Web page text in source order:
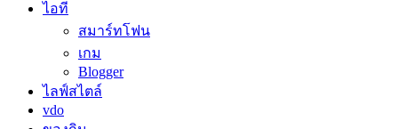
ไอที
สมาร์ทโฟน
เกม
Blogger
ไลฟ์สไตล์
vdo